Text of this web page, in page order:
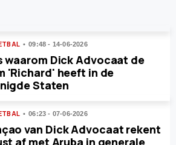
09:48 - 14-06-2026
waarom Dick Advocaat de
'Richard' heeft in de
Staten
06:23 - 07-06-2026
van Dick Advocaat rekent
af met Aruba in generale